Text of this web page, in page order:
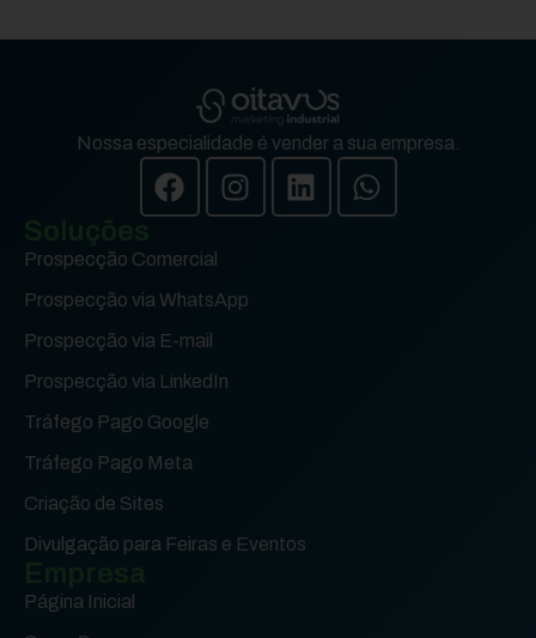
Nossa especialidade é vender a sua empresa.
Prospecção Comercial
Prospecção via WhatsApp
Prospecção via E-mail
Prospecção via LinkedIn
Tráfego Pago Google
Tráfego Pago Meta
Criação de Sites
Divulgação para Feiras e Eventos
Página Inicial